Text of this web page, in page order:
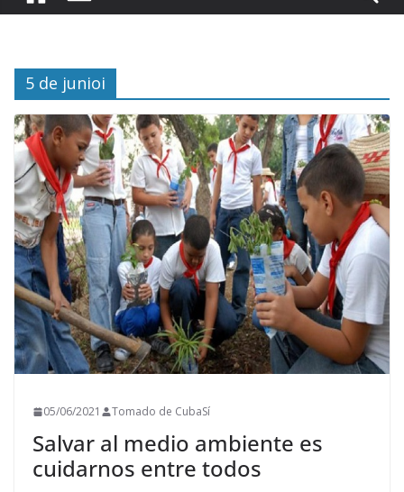
5 de junioi
05/06/2021 Tomado de CubaSí
Salvar al medio ambiente es
cuidarnos entre todos